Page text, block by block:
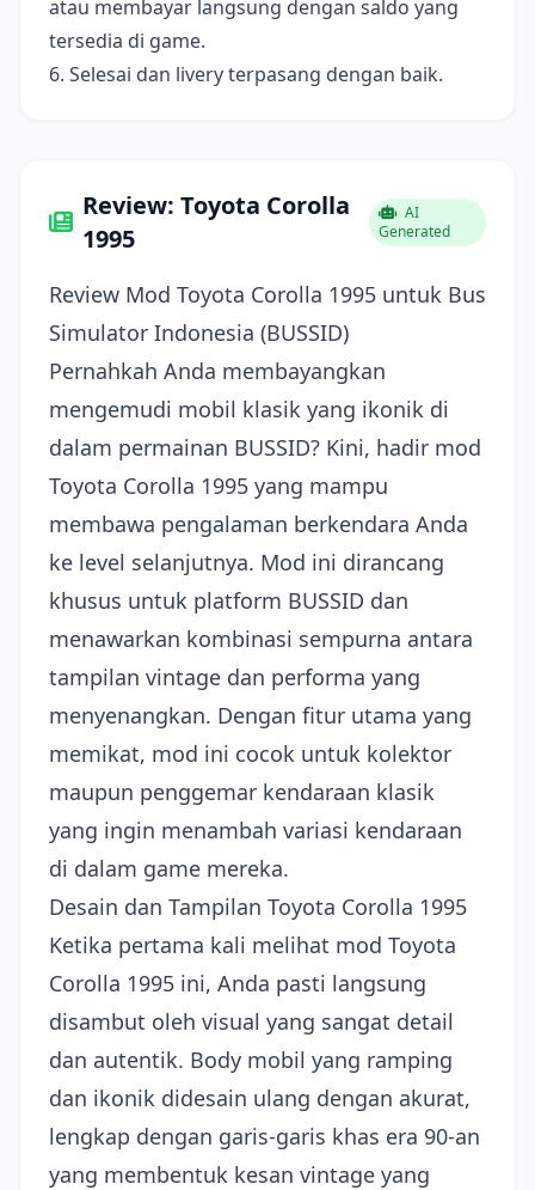
atau membayar langsung dengan saldo yang
tersedia di game.
6. Selesai dan livery terpasang dengan baik.
Review: Toyota Corolla
1995
AI
Generated
Review Mod Toyota Corolla 1995 untuk Bus
Simulator Indonesia (BUSSID)
Pernahkah Anda membayangkan
mengemudi mobil klasik yang ikonik di
dalam permainan BUSSID? Kini, hadir mod
Toyota Corolla 1995 yang mampu
membawa pengalaman berkendara Anda
ke level selanjutnya. Mod ini dirancang
khusus untuk platform BUSSID dan
menawarkan kombinasi sempurna antara
tampilan vintage dan performa yang
menyenangkan. Dengan fitur utama yang
memikat, mod ini cocok untuk kolektor
maupun penggemar kendaraan klasik
yang ingin menambah variasi kendaraan
di dalam game mereka.
Desain dan Tampilan Toyota Corolla 1995
Ketika pertama kali melihat mod Toyota
Corolla 1995 ini, Anda pasti langsung
disambut oleh visual yang sangat detail
dan autentik. Body mobil yang ramping
dan ikonik didesain ulang dengan akurat,
lengkap dengan garis-garis khas era 90-an
yang membentuk kesan vintage yang